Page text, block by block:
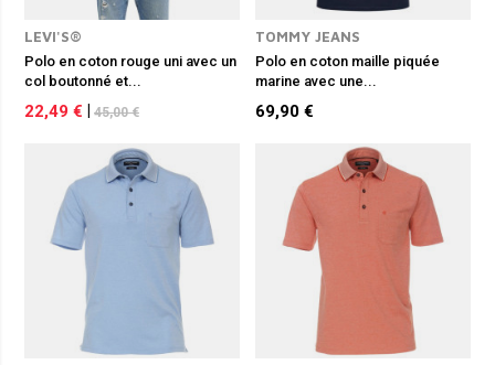
LEVI'S®
Polo en coton rouge uni avec un
col boutonné et...
22,49 € 45,00 €
TOMMY JEANS
Polo en coton maille piquée
marine avec une...
69,90 €